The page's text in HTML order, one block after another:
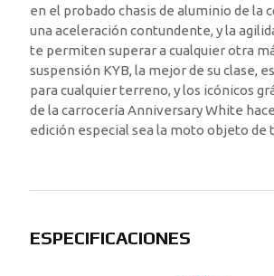
en el probado chasis de aluminio de la
una aceleración contundente, y la
te permiten superar a cualquier otra
suspensión KYB, la mejor de su clase,
para cualquier terreno, y los icónicos
de la carrocería Anniversary White
edición especial sea la moto objeto de
ESPECIFICACIONES